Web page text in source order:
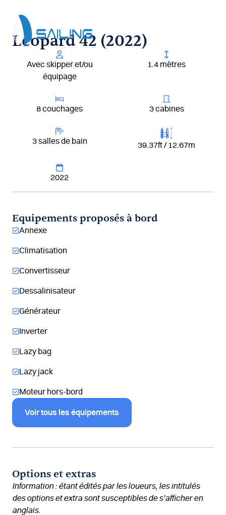
contenu
Leopard 42 (2022)
Avec skipper et/ou
équipage
1.4 mètres
8 couchages 3 cabines
3 salles de bain 39.37ft / 12.67m
2022
Equipements proposés à bord
Annexe
Climatisation
Convertisseur
Dessalinisateur
Générateur
Inverter
Lazy bag
Lazy jack
Moteur hors-bord
Voir tous les équipements
Options et extras
Information : étant édités par les loueurs, les intitulés
des options et extra sont susceptibles de s’afficher en
anglais.